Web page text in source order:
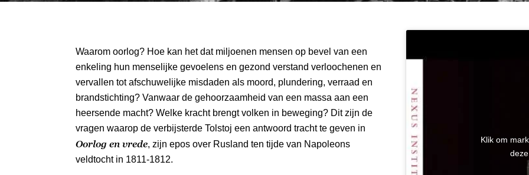
Waarom oorlog? Hoe kan het dat miljoenen mensen op bevel van een
enkeling hun menselijke gevoelens en gezond verstand verloochenen en
vervallen tot afschuwelijke misdaden als moord, plundering, verraad en
brandstichting? Vanwaar de gehoorzaamheid van een massa aan een
heersende macht? Welke kracht brengt volken in beweging? Dit zijn de
vragen waarop de verbijsterde Tolstoj een antwoord tracht te geven in
Oorlog en vrede, zijn epos over Rusland ten tijde van Napoleons
veldtocht in 1811-1812.
Klik om